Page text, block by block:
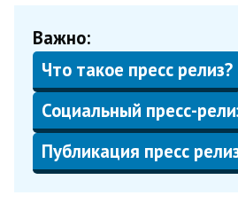
Важно:
Что такое пресс релиз?
Социальный пресс-
Публикация пресс